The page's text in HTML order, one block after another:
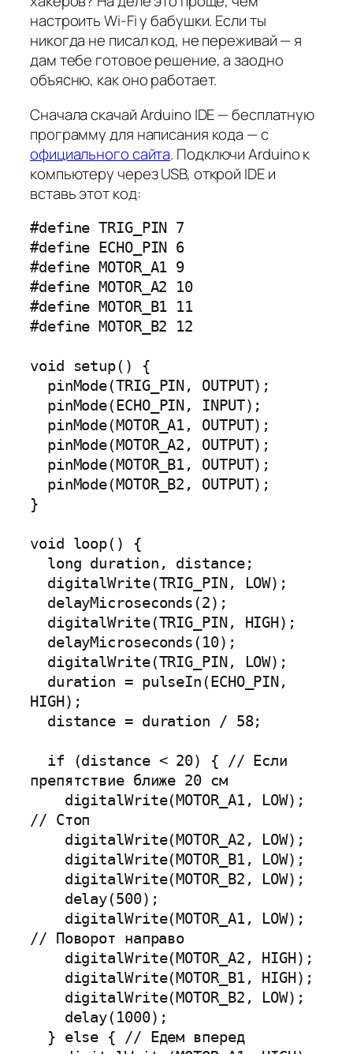
настроить Wi-Fi у бабушки. Если ты
никогда не писал код, не переживай — я
дам тебе готовое решение, а заодно
объясню, как оно работает.
Сначала скачай Arduino IDE — бесплатную
программу для написания кода — с
официального сайта. Подключи Arduino к
компьютеру через USB, открой IDE и
вставь этот код:
#define TRIG_PIN 7
#define ECHO_PIN 6
#define MOTOR_A1 9
#define MOTOR_A2 10
#define MOTOR_B1 11
#define MOTOR_B2 12
void setup() {
}
void loop() {
HIGH);
препятствие ближе 20 см
// Стоп
// Поворот направо